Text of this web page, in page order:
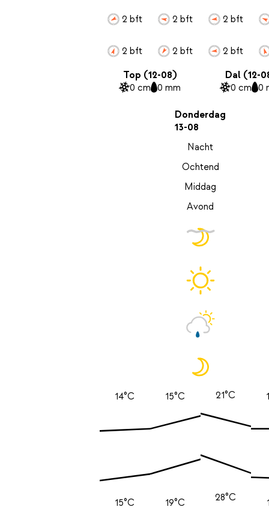
2 bft
2 bft
2 bft
2 bft
2 bft
2 bft
Top (12-08)
0 cm 0 mm
Dal (12-
0 cm 0
Donderdag
13-08
Nacht
Ochtend
Middag
Avond
14°C
15°C
15°C
19°C
21°C
28°C